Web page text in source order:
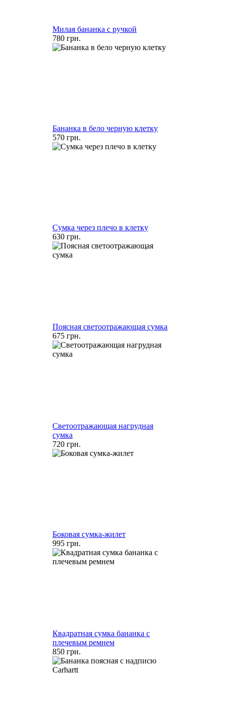
Милая бананка с ручкой
780 грн.
Бананка в бело черную клетку
570 грн.
Cумка через плечо в клетку
630 грн.
Поясная светоотражающая сумка
675 грн.
Светоотражающая нагрудная
сумка
720 грн.
Боковая сумка-жилет
995 грн.
Квадратная сумка бананка с
плечевым ремнем
850 грн.